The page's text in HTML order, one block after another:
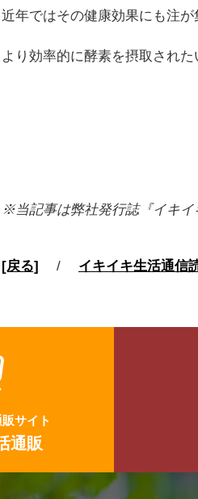
近年ではその健康効果にも注
より効率的に酵素を摂取され
※当記事は弊社発行誌『イキイ
[戻る] / イキイキ生活通信
サイト
通販